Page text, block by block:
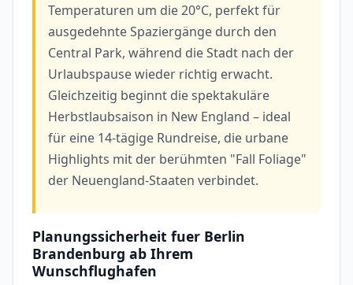
Temperaturen um die 20°C, perfekt für
ausgedehnte Spaziergänge durch den
Central Park, während die Stadt nach der
Urlaubspause wieder richtig erwacht.
Gleichzeitig beginnt die spektakuläre
Herbstlaubsaison in New England – ideal
für eine 14-tägige Rundreise, die urbane
Highlights mit der berühmten "Fall Foliage"
der Neuengland-Staaten verbindet.
Planungssicherheit fuer Berlin
Brandenburg ab Ihrem
Wunschflughafen